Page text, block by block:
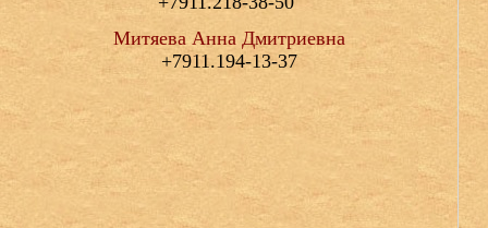
Митяева Анна Дмитриевна
+7911.194-13-37